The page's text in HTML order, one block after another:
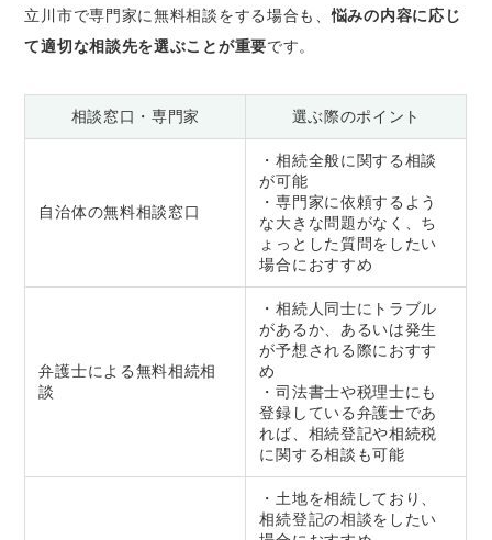
立川市で専門家に無料相談をする場合も、悩みの内容に応じ
て適切な相談先を選ぶことが重要です。
相談窓口・専門家 選ぶ際のポイント
自治体の無料相談窓口
・相続全般に関する相談
が可能
・専門家に依頼するよう
な大きな問題がなく、ち
ょっとした質問をしたい
場合におすすめ
弁護士による無料相続相
談
・相続人同士にトラブル
があるか、あるいは発生
が予想される際におすす
め
・司法書士や税理士にも
登録している弁護士であ
れば、相続登記や相続税
に関する相談も可能
・土地を相続しており、
相続登記の相談をしたい